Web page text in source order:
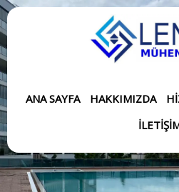
ANA SAYFA HAKKIMIZDA